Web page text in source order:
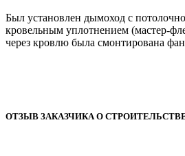
Был установлен дымоход с
кровельным уплотнением (мастер-
через кровлю была смонтирована
ОТЗЫВ ЗАКАЗЧИКА О